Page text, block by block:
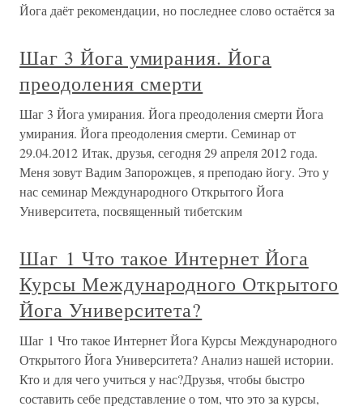
Йога даёт рекомендации, но последнее слово остаётся за
Шаг 3 Йога умирания. Йога
преодоления смерти
Шаг 3 Йога умирания. Йога преодоления смерти Йога
умирания. Йога преодоления смерти. Семинар от
29.04.2012 Итак, друзья, сегодня 29 апреля 2012 года.
Меня зовут Вадим Запорожцев, я преподаю йогу. Это у
нас семинар Международного Открытого Йога
Университета, посвященный тибетским
Шаг 1 Что такое Интернет Йога
Курсы Международного Открытого
Йога Университета?
Шаг 1 Что такое Интернет Йога Курсы Международного
Открытого Йога Университета? Анализ нашей истории.
Кто и для чего учиться у нас?Друзья, чтобы быстро
составить себе представление о том, что это за курсы,